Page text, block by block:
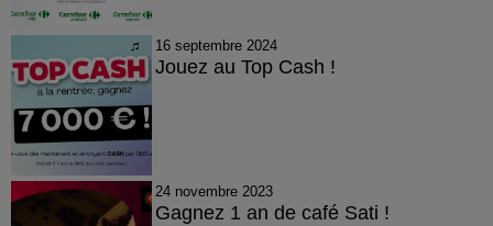
16 septembre 2024
Jouez au Top Cash !
24 novembre 2023
Gagnez 1 an de café Sati !